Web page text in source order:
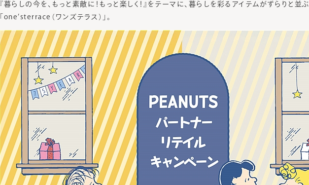
『暮らしの今を、もっと素敵に！もっと楽しく！』をテーマに、暮らしを彩るアイテムがずらりと並ぶ
「one’sterrace（ワンズテラス）」。